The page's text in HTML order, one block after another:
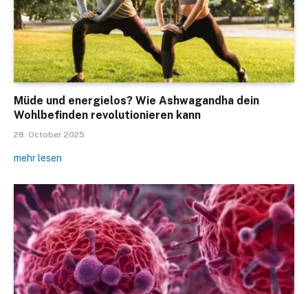
Müde und energielos? Wie Ashwagandha dein
Wohlbefinden revolutionieren kann
28. October 2025
mehr lesen